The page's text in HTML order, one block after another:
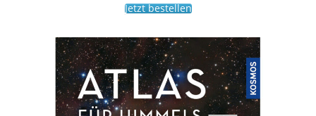
Jetzt bestellen